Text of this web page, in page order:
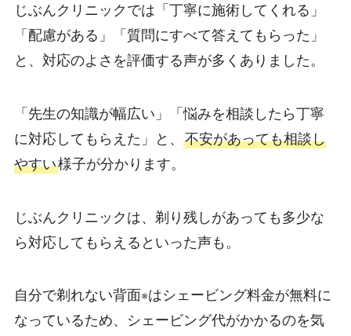
じぶんクリニックでは「丁寧に施術してくれる」
「配慮がある」「質問にすべて答えてもらった」
と、対応のよさを評価する声が多くありました。
「先生の知識が幅広い」「悩みを相談したら丁寧
に対応してもらえた」と、 不安があっても相談し
やすい様子が分かります。
じぶんクリニックは、剃り残しがあっても多少な
ら対応してもらえるといった声も。
自分で剃れない背面※はシェービング料金が無料に
なっているため、シェービング代がかかるのを気